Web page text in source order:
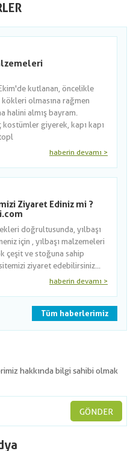
kutlanan, öncelikle
kökleri olmasına rağmen
halini almış bayram.
giyerek, kapı kapı
haberin devamı >
Ziyaret Ediniz mi ?
doğrultusunda, yılbaşı
için , yılbaşı malzemeleri
çeşit ve stoğuna sahip
ziyaret edebilirsiniz...
haberin devamı >
Tüm haberlerimiz
hakkında bilgi sahibi olmak
GÖNDER